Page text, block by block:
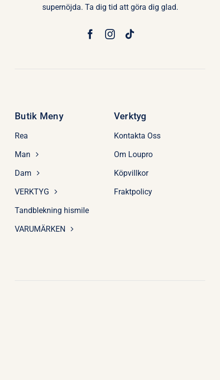
supernöjda. Ta dig tid att göra dig glad.
Butik Meny
Rea
Man
Dam
VERKTYG
Tandblekning hismile
VARUMÄRKEN
Verktyg
Kontakta Oss
Om Loupro
Köpvillkor
Fraktpolicy